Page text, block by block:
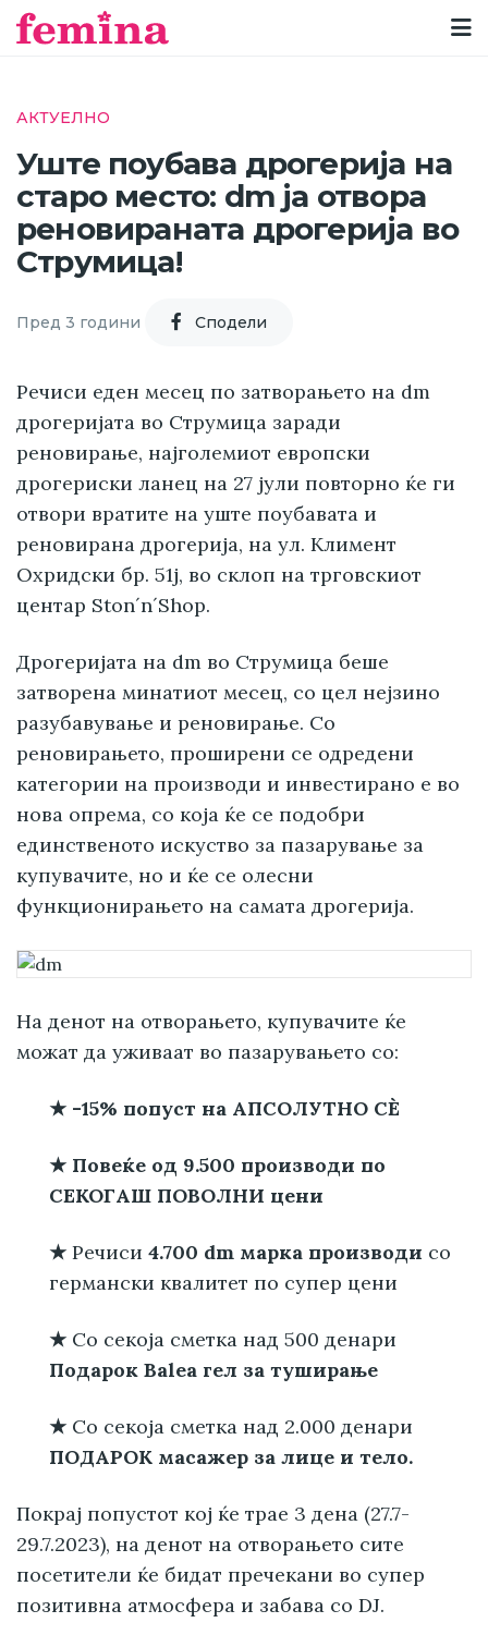
АКТУЕЛНО
Уште поубава дрогерија на
старо место: dm ја отвора
реновираната дрогерија во
Струмица!
Пред 3 години Cподели
Речиси еден месец по затворањето на dm
дрогеријата во Струмица заради
реновирање, најголемиот европски
дрогериски ланец на 27 јули повторно ќе ги
отвори вратите на уште поубавата и
реновирана дрогерија, на ул. Климент
Охридски бр. 51ј, во склоп на трговскиот
центар Ston´n´Shop.
Дрогеријата на dm во Струмица беше
затворена минатиот месец, со цел нејзино
разубавување и реновирање. Со
реновирањето, проширени се одредени
категории на производи и инвестирано е во
нова опрема, со која ќе се подобри
единственото искуство за пазарување за
купувачите, но и ќе се олесни
функционирањето на самата дрогерија.
На денот на отворањето, купувачите ќе
можат да уживаат во пазарувањето со:
★ -15% попуст на АПСОЛУТНО СЀ
★ Повеќе од 9.500 производи по
СЕКОГАШ ПОВОЛНИ цени
★ Речиси 4.700 dm марка производи со
германски квалитет по супер цени
★ Со секоја сметка над 500 денари
Подарок Balea гел за туширање
★ Со секоја сметка над 2.000 денари
ПОДАРОК масажер за лице и тело.
Покрај попустот кој ќе трае 3 дена (27.7-
29.7.2023), на денот на отворањето сите
посетители ќе бидат пречекани во супер
позитивна атмосфера и забава со DJ.